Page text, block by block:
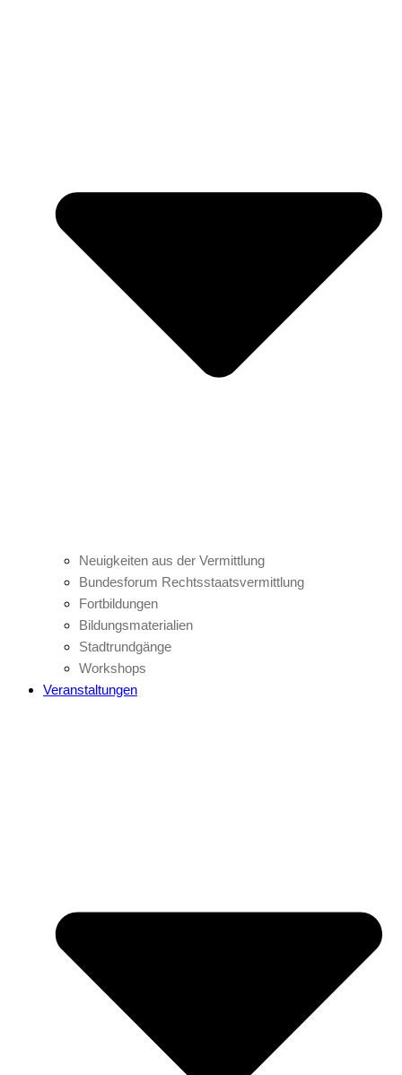
Neuigkeiten aus der Vermittlung
Bundesforum Rechtsstaatsvermittlung
Fortbildungen
Bildungsmaterialien
Stadtrundgänge
Workshops
Veranstaltungen